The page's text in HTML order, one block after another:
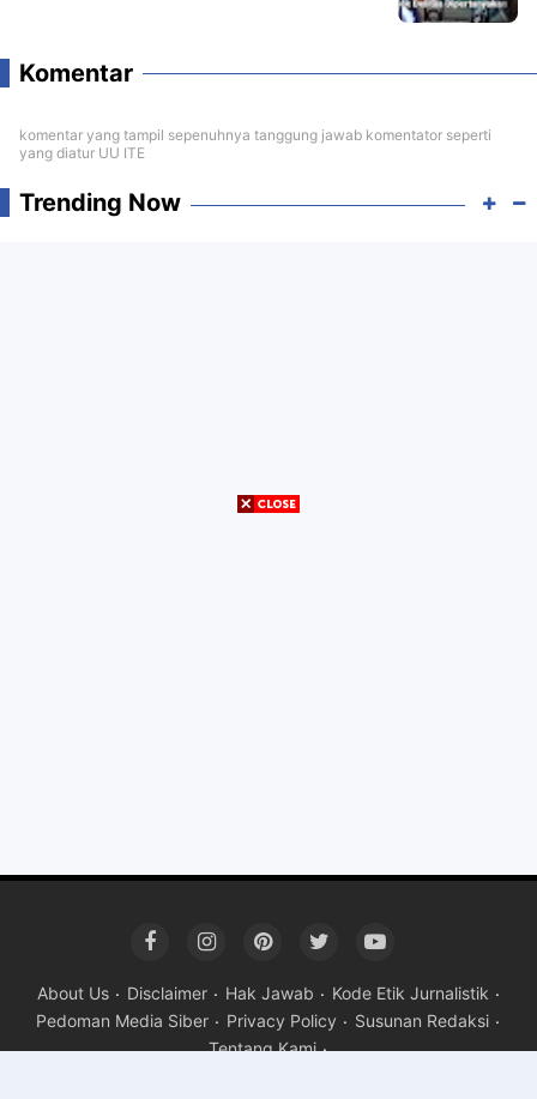
Komentar
komentar yang tampil sepenuhnya tanggung jawab komentator seperti
yang diatur UU ITE
Trending Now
About Us Disclaimer Hak Jawab
Kode Etik Jurnalistik
Pedoman Media Siber
Privacy Policy
Susunan Redaksi
Tentang Kami